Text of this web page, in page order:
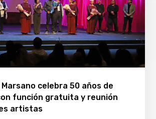
celebra 50 años de
función gratuita y reunión
artistas